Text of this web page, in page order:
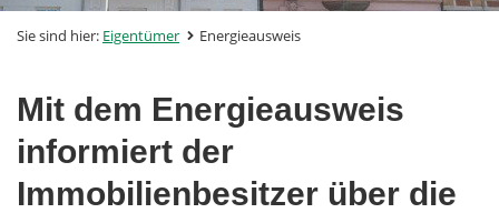
Sie sind hier: Eigentümer Energieausweis
Mit dem Energieausweis
informiert der
Immobilienbesitzer über die